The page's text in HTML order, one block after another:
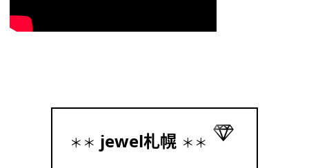
＊＊ jewel札幌 ＊＊